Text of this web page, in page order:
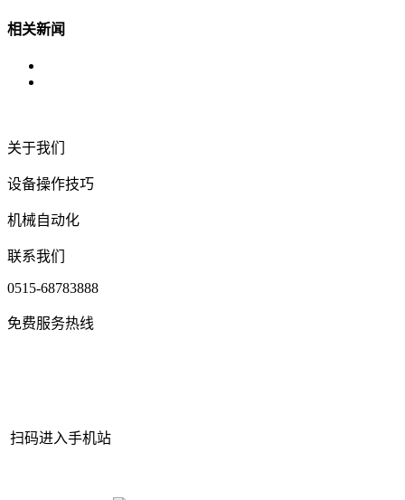
相关新闻
关于我们
设备操作技巧
机械自动化
联系我们
0515-68783888
免费服务热线
扫码进入手机站